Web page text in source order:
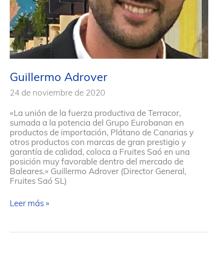
Guillermo Adrover
24 de noviembre de 2020
«La unión de la fuerza productiva de Terracor,
sumada a la potencia del Grupo Eurobanan en
productos de importación, Plátano de Canarias y
otros productos con marcas de gran prestigio y
garantía de calidad, coloca a Fruites Saó en una
posición muy favorable dentro del mercado de
Baleares.» Guillermo Adrover (Director General,
Fruites Saó SL)
Guillermo
Leer más »